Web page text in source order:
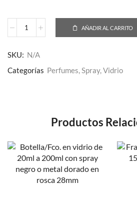
AÑADIR AL CARRITO
SKU: N/A
Categorías Perfumes,Spray,Vidrio
Productos